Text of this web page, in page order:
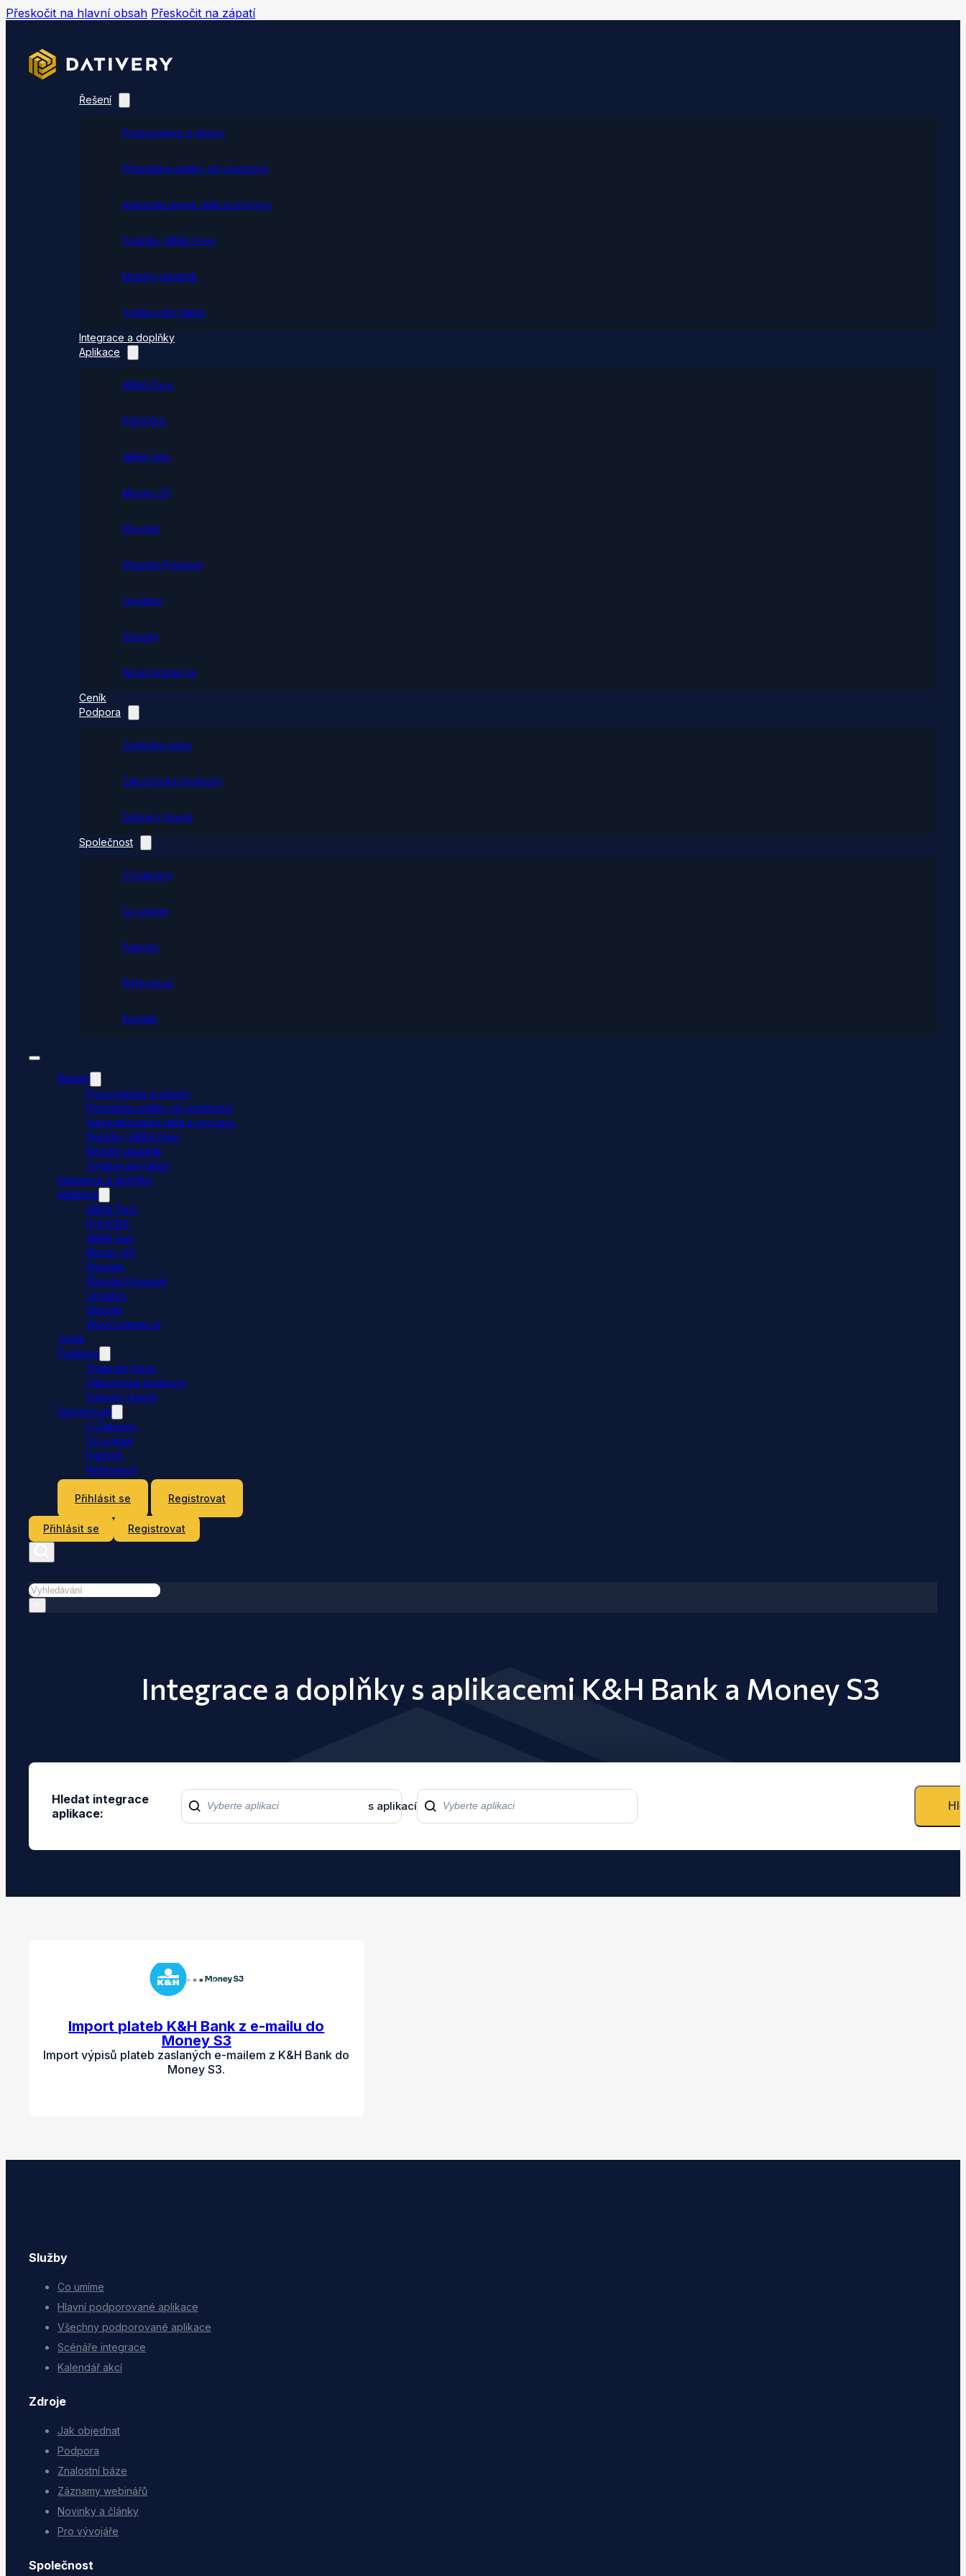
Přeskočit na hlavní obsah Přeskočit na zápatí
Řešení
Propojujeme e-shopy
Přenášíme platby do účetnictví
Automatizujeme data a procesy
Doplňky ABRA Flexi
Mobilní skladník
Vytěžování faktur
Integrace a doplňky
Aplikace
ABRA Flexi
POHODA
ABRA Gen
Money S3
Shoptet
Shoptet Premium
Upgates
Shopify
WooCommerce
Ceník
Podpora
Znalostní báze
Zákaznická podpora
Dativery Agent
Společnost
O Dativery
Co umíme
Partneři
Reference
Kontakt
Řešení
Propojujeme e-shopy
Přenášíme platby do účetnictví
Automatizujeme data a procesy
Doplňky ABRA Flexi
Mobilní skladník
Vytěžování faktur
Integrace a doplňky
Aplikace
ABRA Flexi
POHODA
ABRA Gen
Money S3
Shoptet
Shoptet Premium
Upgates
Shopify
WooCommerce
Ceník
Podpora
Znalostní báze
Zákaznická podpora
Dativery Agent
Společnost
O Dativery
Co umíme
Partneři
Reference
Přihlásit se
Registrovat
Přihlásit se Registrovat
Hledat
Integrace a doplňky s aplikacemi K&H Bank a Money S3
Hledat integrace
aplikace:
s aplikací
Import plateb K&H Bank z e-mailu do
Money S3
Import výpisů plateb zaslaných e-mailem z K&H Bank do
Money S3.
Služby
Co umíme
Hlavní podporované aplikace
Všechny podporované aplikace
Scénáře integrace
Kalendář akcí
Zdroje
Jak objednat
Podpora
Znalostní báze
Záznamy webinářů
Novinky a články
Pro vývojáře
Společnost